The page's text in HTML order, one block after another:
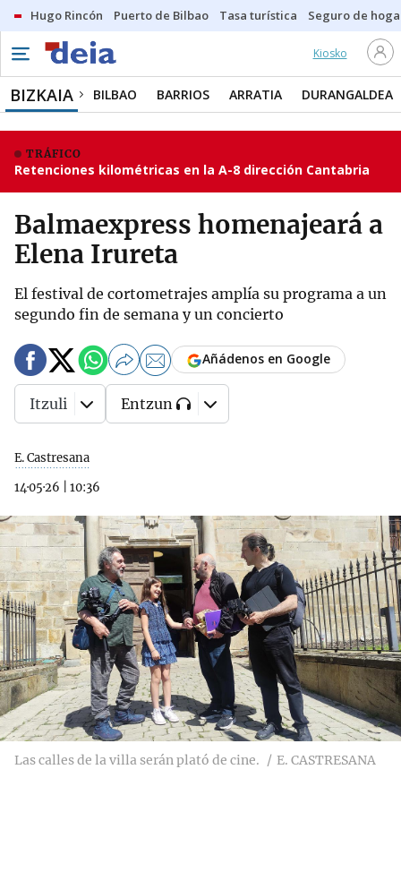
Hugo Rincón Puerto de Bilbao Tasa turística Seguro de
Kiosko
BIZKAIA BILBAO BARRIOS ARRATIA DURANGALDEA
TRÁFICO
Retenciones kilométricas en la A-8 dirección Cantabria
Balmaexpress homenajeará a
Elena Irureta
El festival de cortometrajes amplía su programa a un
segundo fin de semana y un concierto
E. Castresana
14·05·26
10:36
Añádenos en Google
Itzuli Entzun
Las calles de la villa serán plató de cine. E. CASTRESANA